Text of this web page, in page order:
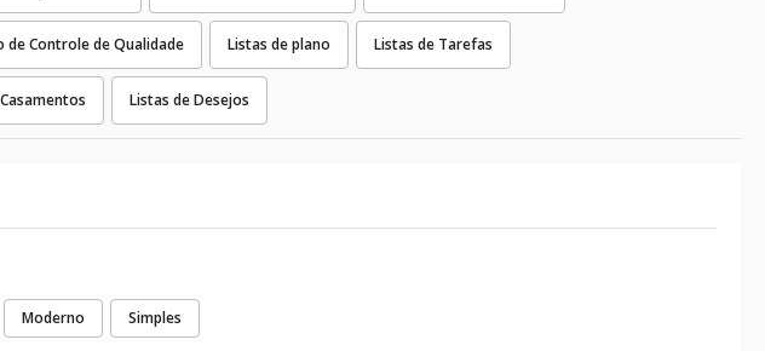
de Controle de Qualidade Listas de plano Listas de Tarefas
Listas de Desejos
Moderno Simples